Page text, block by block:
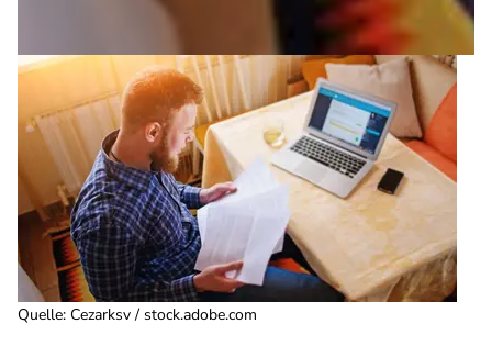
Quelle: Cezarksv / stock.adobe.com